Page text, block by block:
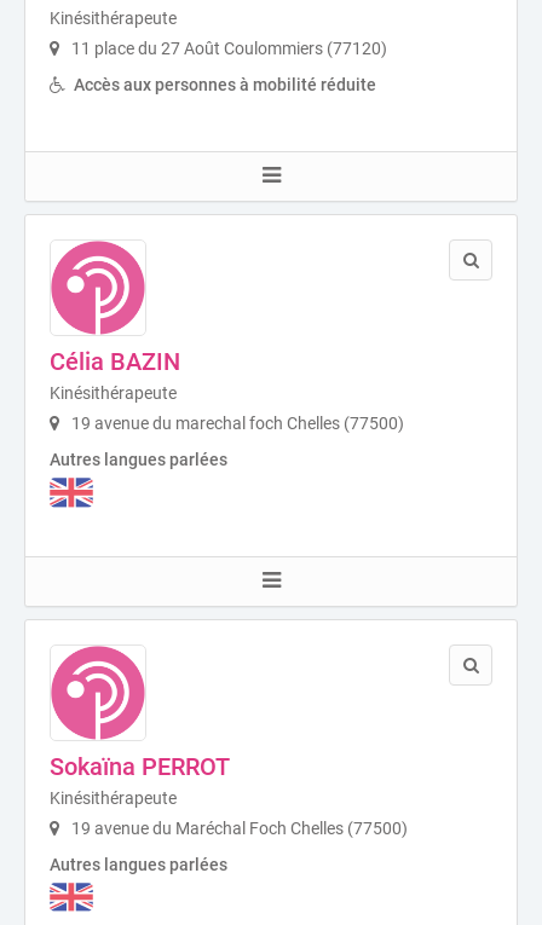
Kinésithérapeute
11 place du 27 Août Coulommiers (77120)
Accès aux personnes à mobilité réduite
Célia BAZIN
Kinésithérapeute
19 avenue du marechal foch Chelles (77500)
Autres langues parlées
Sokaïna PERROT
Kinésithérapeute
19 avenue du Maréchal Foch Chelles (77500)
Autres langues parlées